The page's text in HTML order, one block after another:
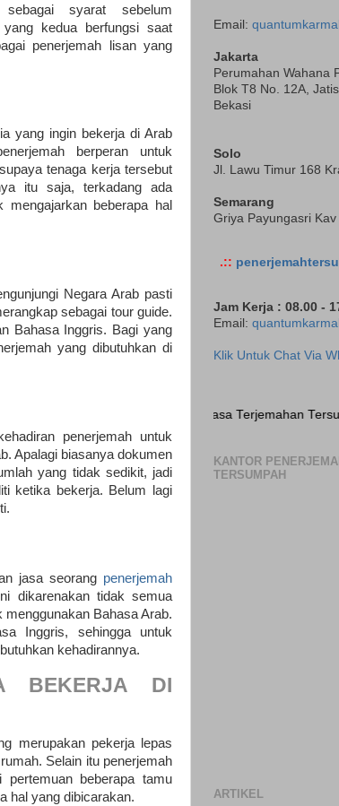
syarat sebelum
kedua berfungsi saat
penerjemah lisan yang
yang ingin bekerja di Arab
berperan untuk
tenaga kerja tersebut
itu saja, terkadang ada
mengajarkan beberapa hal
Negara Arab pasti
sebagai tour guide.
Bahasa Inggris. Bagi yang
yang dibutuhkan di
penerjemah untuk
Apalagi biasanya dokumen
yang tidak sedikit, jadi
ketika bekerja. Belum lagi
jasa seorang penerjemah
dikarenakan tidak semua
Bahasa Arab.
Inggris, sehingga untuk
kehadirannya.
BEKERJA DI
merupakan pekerja lepas
Selain itu penerjemah
beberapa tamu
hal yang dibicarakan.
Email:
Jakarta
Perumahan Wahana
Blok T8 No. 12A,
Bekasi
Solo
Jl. Lawu Timur 168
Semarang
Griya Payungasri
.::
Jam Kerja : 08.00 -
Email:
Klik Untuk Chat Via
Pelanggan Jasa Terjemahan Tersumpah
KANTOR
TERSUMPAH
ARTIKEL